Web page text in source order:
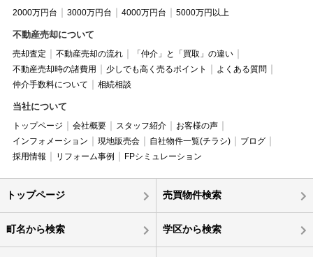
2000万円台 3000万円台 4000万円台 5000万円以上
不動産売却について
売却査定 不動産売却の流れ
「仲介」と「買取」の違い
不動産売却時の諸費用
少しでも高く売るポイント
よくある質問
仲介手数料について
相続相談
当社について
トップページ 会社概要 スタッフ紹介
お客様の声
インフォメーション
現地販売会 自社物件一覧(チラシ)
ブログ
採用情報
リフォーム事例 FPシミュレーション
トップページ 売買物件検索
町名から検索 学区から検索